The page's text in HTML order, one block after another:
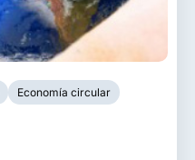
Economía circular